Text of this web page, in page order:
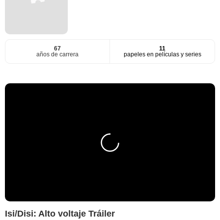
67
años de carrera
11
papeles en películas y series
Isi/Disi: Alto voltaje Tráiler